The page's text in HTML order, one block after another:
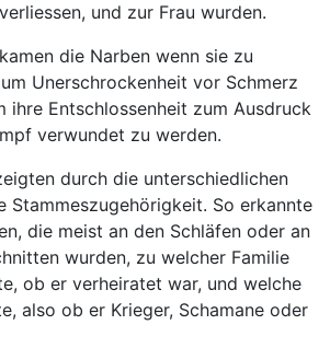
und zur Frau wurden.
die Narben wenn sie zu
Unerschrockenheit vor Schmerz
ihre Entschlossenheit zum Ausdruck
verwundet zu werden.
durch die unterschiedlichen
Stammeszugehörigkeit. So erkannte
die meist an den Schläfen oder an
wurden, zu welcher Familie
ob er verheiratet war, und welche
also ob er Krieger, Schamane oder